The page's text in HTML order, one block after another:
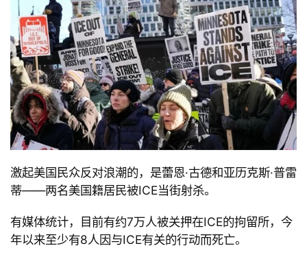
文
章
分
类
专
题
列
表
讯
激起美国民众反对浪潮的，是蕾恩·古德和亚历克斯·普雷
蒂——两名美国籍居民被ICE当街射杀。
有媒体统计，目前有约7万人被关押在ICE的拘留所，今
年以来至少有8人因与ICE有关的行动而死亡。